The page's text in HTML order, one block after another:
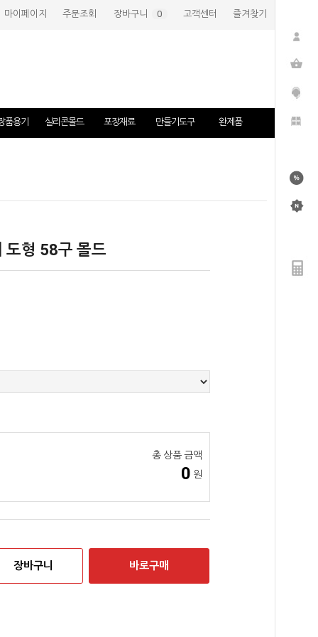
마이페이지 주문조회 장바구니 0 고객센터 즐겨찾기
품용기 실리콘몰드 포장재료 만들기도구 완제품
도형 58구 몰드
총 상품 금액
0 원
장바구니 바로구매